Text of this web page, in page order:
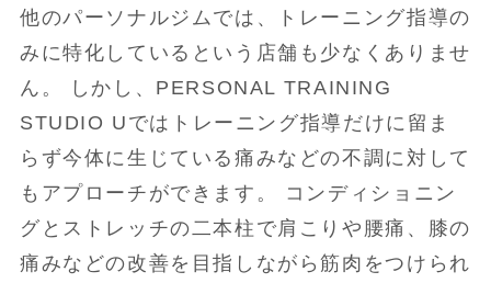
他のパーソナルジムでは、トレーニング指導の
みに特化しているという店舗も少なくありませ
ん。 しかし、PERSONAL TRAINING
STUDIO Uではトレーニング指導だけに留ま
らず今体に生じている痛みなどの不調に対して
もアプローチができます。 コンディショニン
グとストレッチの二本柱で肩こりや腰痛、膝の
痛みなどの改善を目指しながら筋肉をつけられ